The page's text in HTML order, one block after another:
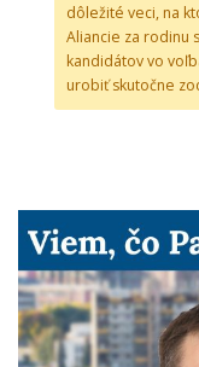
dôležité veci, na
Aliancie za rodinu
kandidátov vo
urobiť skutočne